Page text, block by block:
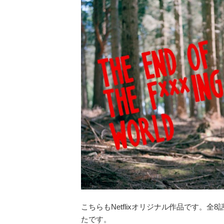
こちらもNetflixオリジナル作品です。全8
たです。